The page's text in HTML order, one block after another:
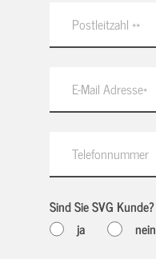
Sind Sie SVG Kunde?
ja
nein